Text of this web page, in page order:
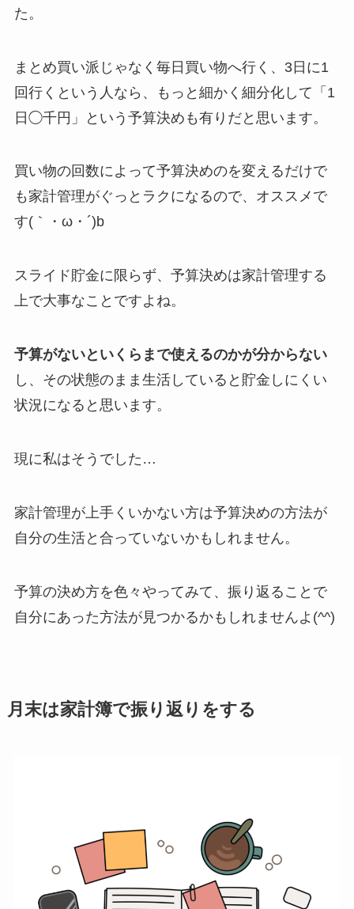
た。
まとめ買い派じゃなく毎日買い物へ行く、3日に1
回行くという人なら、もっと細かく細分化して「1
日◯千円」という予算決めも有りだと思います。
買い物の回数によって予算決めのを変えるだけで
も家計管理がぐっとラクになるので、オススメで
す(｀・ω・´)b
スライド貯金に限らず、予算決めは家計管理する
上で大事なことですよね。
予算がないといくらまで使えるのかが分からない
し、その状態のまま生活していると貯金しにくい
状況になると思います。
現に私はそうでした…
家計管理が上手くいかない方は予算決めの方法が
自分の生活と合っていないかもしれません。
予算の決め方を色々やってみて、振り返ることで
自分にあった方法が見つかるかもしれませんよ(^^)
月末は家計簿で振り返りをする